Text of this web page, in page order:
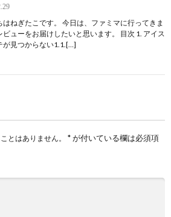
ねぎたこです。 今日は、ファミマに行ってきま
ビューをお届けしたいと思います。 目次 1. アイス
が見つからない1.1.[…]
とはありません。 *が付いている欄は必須項